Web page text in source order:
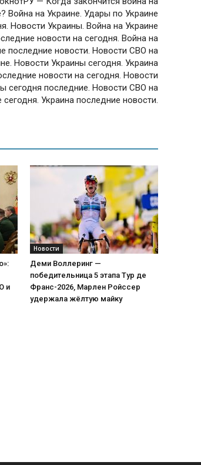
Война на Украине. Удары по Украине
Новости Украины. Война на Украине
новости на сегодня. Война на
последние новости. Новости СВО на
Новости Украины сегодня. Украина
новости на сегодня. Новости
сегодня последние. Новости СВО на
сегодня. Украина последние новости.
и
Новости
Деми Воллеринг —
победительница 5 этапа Тур де
Франс-2026, Марлен Ройссер
удержала жёлтую майку